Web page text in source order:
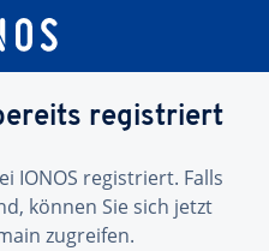
registriert
IONOS registriert. Falls
können Sie sich jetzt
zugreifen.